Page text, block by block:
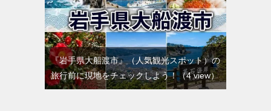
『岩手県大船渡市』（人気観光スポット）の
旅行前に現地をチェックしよう！（4 view）